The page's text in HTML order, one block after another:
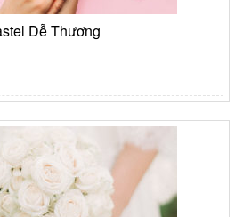
Dễ Thương